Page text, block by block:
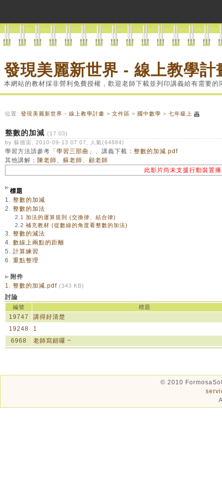
發現美麗新世界 - 線上教學計
本網站的教材採非營利免費授權，歡迎老師下載並列印講義給有需要的
位置: 發現美麗新世界 - 線上教學計畫 > 文件區 > 國中數學 > 七年級上
整數的加減 (17:03)
by 蘇德宙, 2010-09-13 07:07, 人氣(64884)
學習方法請參考「 學習三部曲 」、講義下載： 整數的加減.pdf
其他講解： 陳老師、 蘇老師、 顧老師
此影片尚未支援行動裝置
標題
1. 整數的加減
2. 整數的加法
2.1 加法的運算規則 (交換律、結合律)
2.2 補充教材 (從數線的角度看整數的加法)
3. 整數的減法
4. 數線上兩點的距離
5. 計算練習
6. 重點整理
附件
1. 整數的加減.pdf (343 KB)
討論
編號 標題
19747
講得好清楚
19248
1
6968
老師寫錯囉 ~
© 2010